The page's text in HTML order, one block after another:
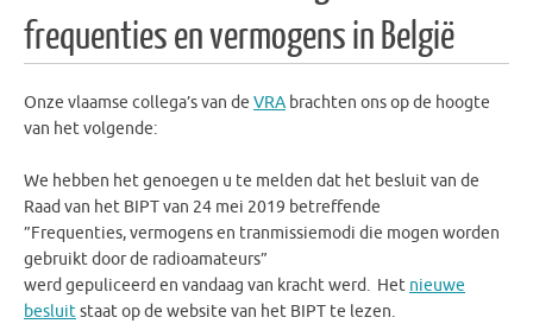
frequenties en vermogens in België
Onze vlaamse collega’s van de VRA brachten ons op de hoogte
van het volgende:
We hebben het genoegen u te melden dat het besluit van de
Raad van het BIPT van 24 mei 2019 betreffende
”Frequenties, vermogens en tranmissiemodi die mogen worden
gebruikt door de radioamateurs”
werd gepuliceerd en vandaag van kracht werd. Het nieuwe
besluitstaat op de website van het BIPT te lezen.